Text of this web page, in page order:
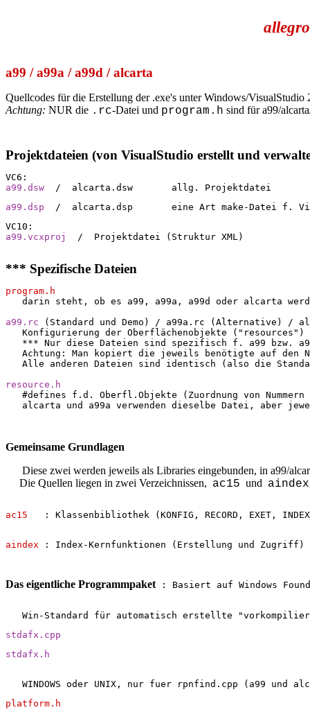
a99 / a99a / a99d / alcarta
Quellcodes für die Erstellung der .exe's unter Windows/VisualStudio
Achtung: NUR die .rc-Datei und program.h sind für a99/
Projektdateien (von VisualStudio erstellt und
VC6:
a99.dsw
/  alcarta.dsw       allg. Projektdatei
a99.dsp /  alcarta.dsp       eine Art make-Datei f.
VC10:
a99.vcxproj
/  Projektdatei (Struktur XML)
*** Spezifische Dateien
program.h
darin steht, ob es a99, a99a, a99d oder alcarta
a99.rc (Standard und Demo) / a99a.rc (Alternative) /
Konfigurierung der Oberflächenobjekte ("resources")
*** Nur diese Dateien sind spezifisch f. a99 bzw.
Achtung: Man kopiert die jeweils benötigte auf den
Alle anderen Dateien sind identisch (also die
resource.h
#defines f.d. Oberfl.Objekte (Zuordnung von Nummern
alcarta und a99a verwenden dieselbe Datei, aber
Gemeinsame Grundlagen
Diese zwei werden jeweils als Libraries eingebunden, in a99/
     Die Quellen liegen in zwei Verzeichnissen,
ac15
  und
aindex
ac15 : Klassenbibliothek (KONFIG, RECORD, EXET,
aindex : Index-Kernfunktionen (Erstellung und Zugriff)
Das eigentliche Programmpaket : Basiert auf Windows
Win-Standard für automatisch erstellte
stdafx.cpp
stdafx.h
WINDOWS oder UNIX, nur fuer rpnfind.cpp (a99 und
platform.h